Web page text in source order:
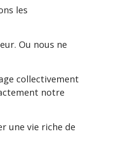
les
Ou nous ne
collectivement
notre
une vie riche de